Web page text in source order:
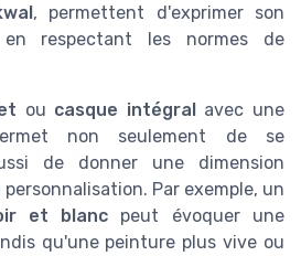
, permettent d'exprimer son
respectant les normes de
ou casque intégralavec une
non seulement de se
de donner une dimension
Par exemple, un
et blanc peut évoquer une
qu'une peinture plus vive ou